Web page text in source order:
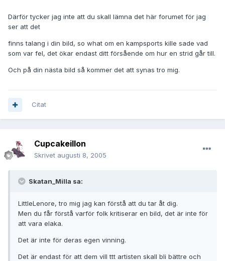
Därför tycker jag inte att du skall lämna det här forumet för jag
ser att det
finns talang i din bild, so what om en kampsports kille sade vad
som var fel, det ökar endast ditt försående om hur en strid går till.
Och på din nästa bild så kommer det att synas tro mig.
Citat
Cupcakeillon
Skrivet augusti 8, 2005
Skatan_Milla sa:
LittleLenore, tro mig jag kan förstå att du tar åt dig.
Men du får förstå varför folk kritiserar en bild, det är inte för
att vara elaka.
Det är inte för deras egen vinning.
Det är endast för att dem vill ttt artisten skall bli bättre och